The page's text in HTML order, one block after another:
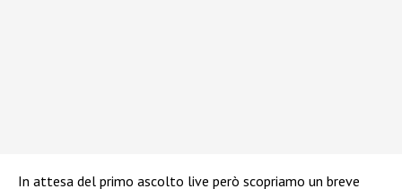
In attesa del primo ascolto live però scopriamo un breve